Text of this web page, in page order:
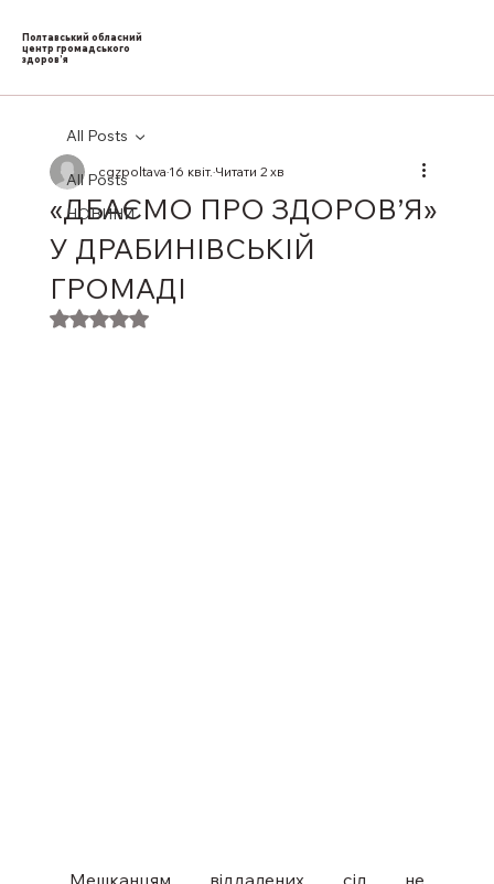
Полтавський обласний
центр громадського
здоров’я
All Posts
НОВИНИ
All Posts
«ДБАЄМО ПРО ЗДОРОВ’Я»
У ДРАБИНІВСЬКІЙ
ГРОМАДІ
cgzpoltava16 квіт.Читати 2 хв
Оцінка: NaN з 5 зірок.
Мешканцям віддалених сіл не